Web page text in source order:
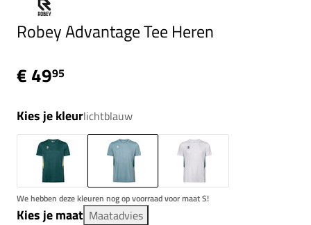
Robey Advantage Tee Heren
€ 4995
Kies je kleurlichtblauw
We hebben deze kleuren nog op voorraad voor maat S!
Kies je maat Maatadvies